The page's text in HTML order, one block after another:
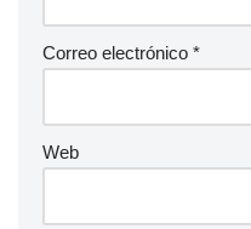
Correo electrónico *
Web